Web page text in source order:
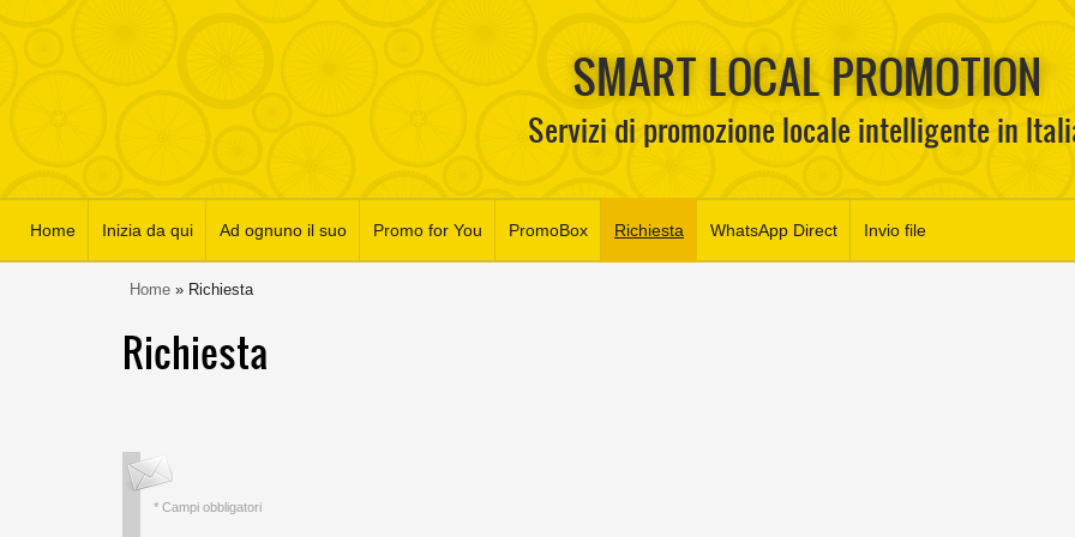
SMART LOCAL PROMOTION
Servizi di promozione locale intelligente in
Home Inizia da qui Ad ognuno il suo Promo for You PromoBox Richiesta WhatsApp Direct Invio file
Home » Richiesta
Richiesta
* Campi obbligatori